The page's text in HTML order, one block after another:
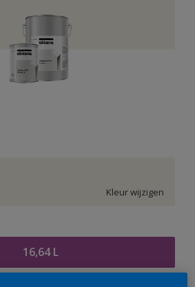
Kleur wijzigen
16,64 L